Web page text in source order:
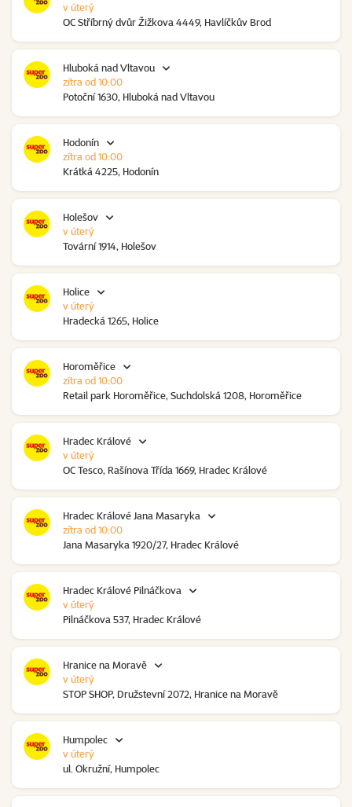
OC Stříbrný dvůr Žižkova 4449, Havlíčkův Brod
v úterý
Hluboká nad Vltavou
Potoční 1630, Hluboká nad Vltavou
zítra od 10:00
Hodonín
Krátká 4225, Hodonín
zítra od 10:00
Holešov
Tovární 1914, Holešov
v úterý
Holice
Hradecká 1265, Holice
v úterý
Horoměřice
Retail park Horoměřice, Suchdolská 1208, Horoměřice
zítra od 10:00
Hradec Králové
OC Tesco, Rašínova Třída 1669, Hradec Králové
v úterý
Hradec Králové Jana Masaryka
Jana Masaryka 1920/27, Hradec Králové
zítra od 10:00
Hradec Králové Pilnáčkova
Pilnáčkova 537, Hradec Králové
v úterý
Hranice na Moravě
STOP SHOP, Družstevní 2072, Hranice na Moravě
v úterý
Humpolec
ul. Okružní, Humpolec
v úterý